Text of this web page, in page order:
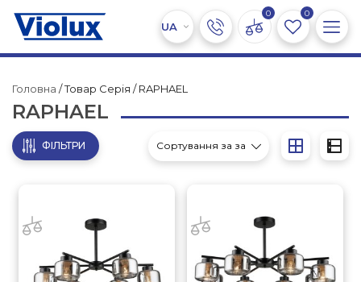
0 0
Головна / Товар Серія / RAPHAEL
RAPHAEL
ФІЛЬТРИ